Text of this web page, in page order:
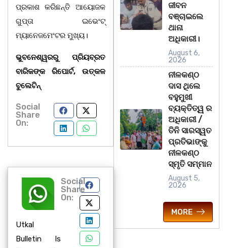
ପ୍ରକାଶ କରିଛନ୍ତି ଆୟୋଜକ
ଗୁପ୍ତା ଇଭେଂଟ୍
ମ୍ୟାନେଜମେଂଟର ମୁଖ୍ୟ।
ଭୁବନେଶ୍ୱରରୁ ପ୍ରିୟବ୍ରତ
ବାରିକଙ୍କ ରିପୋର୍ଟ, ଉତ୍‌କଳ
ବୁଲେଟିନ୍‌
Social
Share
On:
Utkal
Bulletin Is
Social
Share
On:
ଜୀବନ
ବଞ୍ଚାଇଲେ
ଥାନା
ଅଧିକାରୀ।
August 6,
2026
ନୀଳକଣ୍ଠ
ଦାସ ଥିଲେ
ବହୁମୁଖୀ
ବ୍ୟକ୍ତିତ୍ୱ ର
ଅଧିକାରୀ /
ତିନି ସାରସ୍ୱତ
ପ୍ରତିଭାଙ୍କୁ
ନୀଳକଣ୍ଠ
ସ୍ମୃତି ସମ୍ମାନ
August 5,
2026
MORE